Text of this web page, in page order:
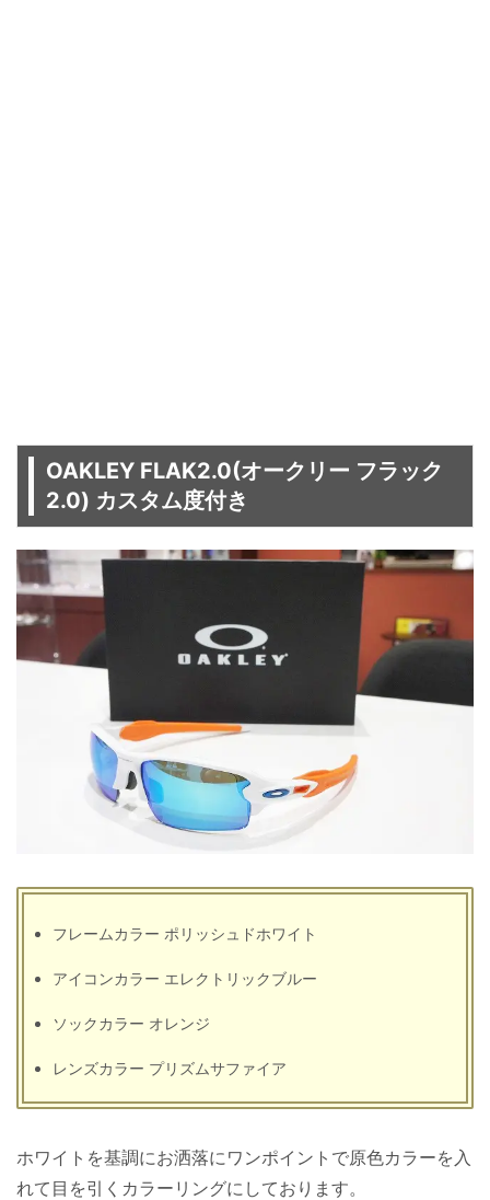
OAKLEY FLAK2.0(オークリー フラック
2.0) カスタム度付き
フレームカラー ポリッシュドホワイト
アイコンカラー エレクトリックブルー
ソックカラー オレンジ
レンズカラー プリズムサファイア
ホワイトを基調にお洒落にワンポイントで原色カラーを入
れて目を引くカラーリングにしております。